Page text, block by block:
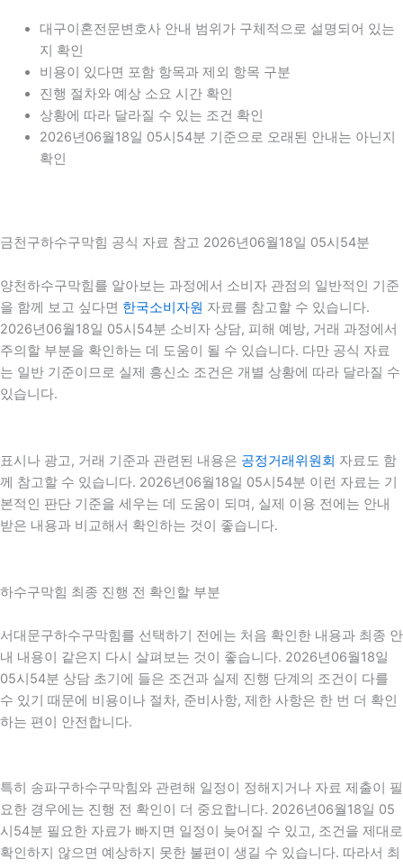
대구이혼전문변호사 안내 범위가 구체적으로 설명되어 있는
지 확인
비용이 있다면 포함 항목과 제외 항목 구분
진행 절차와 예상 소요 시간 확인
상황에 따라 달라질 수 있는 조건 확인
2026년06월18일 05시54분 기준으로 오래된 안내는 아닌지
확인
금천구하수구막힘 공식 자료 참고 2026년06월18일 05시54분
양천하수구막힘를 알아보는 과정에서 소비자 관점의 일반적인 기준
을 함께 보고 싶다면 한국소비자원 자료를 참고할 수 있습니다.
2026년06월18일 05시54분 소비자 상담, 피해 예방, 거래 과정에서
주의할 부분을 확인하는 데 도움이 될 수 있습니다. 다만 공식 자료
는 일반 기준이므로 실제 흥신소 조건은 개별 상황에 따라 달라질 수
있습니다.
표시나 광고, 거래 기준과 관련된 내용은 공정거래위원회 자료도 함
께 참고할 수 있습니다. 2026년06월18일 05시54분 이런 자료는 기
본적인 판단 기준을 세우는 데 도움이 되며, 실제 이용 전에는 안내
받은 내용과 비교해서 확인하는 것이 좋습니다.
하수구막힘 최종 진행 전 확인할 부분
서대문구하수구막힘를 선택하기 전에는 처음 확인한 내용과 최종 안
내 내용이 같은지 다시 살펴보는 것이 좋습니다. 2026년06월18일
05시54분 상담 초기에 들은 조건과 실제 진행 단계의 조건이 다를
수 있기 때문에 비용이나 절차, 준비사항, 제한 사항은 한 번 더 확인
하는 편이 안전합니다.
특히 송파구하수구막힘와 관련해 일정이 정해지거나 자료 제출이 필
요한 경우에는 진행 전 확인이 더 중요합니다. 2026년06월18일 05
시54분 필요한 자료가 빠지면 일정이 늦어질 수 있고, 조건을 제대로
확인하지 않으면 예상하지 못한 불편이 생길 수 있습니다. 따라서 최